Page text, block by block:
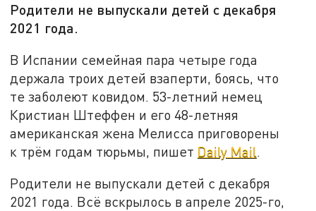
Родители не выпускали детей с декабря
2021 года.
В Испании семейная пара четыре года
держала троих детей взаперти, боясь, что
те заболеют ковидом. 53-летний немец
Кристиан Штеффен и его 48-летняя
американская жена Мелисса приговорены
к трём годам тюрьмы, пишет Daily Mail.
Родители не выпускали детей с декабря
2021 года. Всё вскрылось в апреле 2025-го,